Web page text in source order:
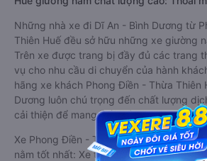
Những nhà xe đi Dĩ An - Bình Dương từ
Thiên Huế đều sở hữu những xe giường
Trên xe được trang bị đầy đủ các trang
vụ cho nhu cầu di chuyển của hành
hãng xe khách Phong Điền - Thừa Thiên
Dương luôn chú trọng đến chất lượng
cải thiện để mang đến trải nghiệm hoàn
Xe Phong Điền - Thừa Thiên Huế Dĩ An -
nằm tốt nhất: Xe từ Phong Điền - Thừa